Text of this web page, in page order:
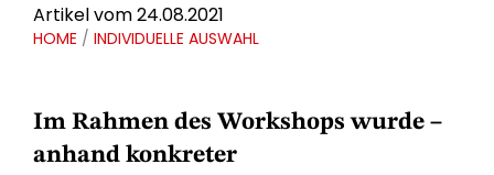
Artikel vom 24.08.2021
HOME / INDIVIDUELLE AUSWAHL
Im Rahmen des Workshops wurde –
anhand konkreter